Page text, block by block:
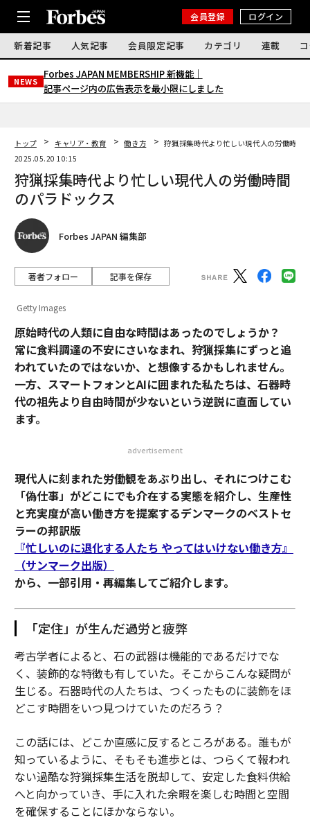
会員登録 ログイン
新着記事 人気記事 会員限定記事 カテゴリ 連載
NEWS
Forbes JAPAN MEMBERSHIP 新機能｜
記事ページ内の広告表示を最小限にしました
トップ キャリア・教育 働き方
狩猟採集時代より忙しい現代人の労働時間
2025.05.20 10:15
狩猟採集時代より忙しい現代人の労働時間
のパラドックス
Forbes JAPAN 編集部
著者フォロー 記事を保存
Getty Images
原始時代の人類に自由な時間はあったのでしょうか？
常に食料調達の不安にさいなまれ、狩猟採集にずっと追
われていたのではないか、と想像するかもしれません。
一方、スマートフォンとAIに囲まれた私たちは、石器時
代の祖先より自由時間が少ないという逆説に直面してい
ます。
advertisement
現代人に刻まれた労働観をあぶり出し、それにつけこむ
「偽仕事」がどこにでも介在する実態を紹介し、生産性
と充実度が高い働き方を提案するデンマークのベストセ
ラーの邦訳版
『忙しいのに退化する人たち やってはいけない働き方』
（サンマーク出版）
から、一部引用・再編集してご紹介します。
「定住」が生んだ過労と疲弊
考古学者によると、石の武器は機能的であるだけでな
く、装飾的な特徴も有していた。そこからこんな疑問が
生じる。石器時代の人たちは、つくったものに装飾をほ
どこす時間をいつ見つけていたのだろう？
この話には、どこか直感に反するところがある。誰もが
知っているように、そもそも進歩とは、つらくて報われ
ない過酷な狩猟採集生活を脱却して、安定した食料供給
へと向かっていき、手に入れた余暇を楽しむ時間と空間
を確保することにほかならない。